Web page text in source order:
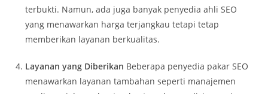
terbukti. Namun, ada juga banyak penyedia ahli SEO
yang menawarkan harga terjangkau tetapi tetap
memberikan layanan berkualitas.
Layanan yang Diberikan Beberapa penyedia pakar SEO
menawarkan layanan tambahan seperti manajemen